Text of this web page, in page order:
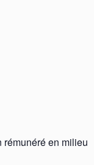
rémunéré en milieu